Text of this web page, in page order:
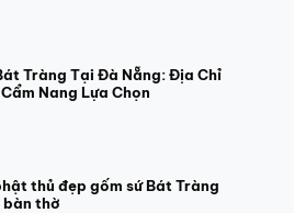
Tràng Tại Đà Nẵng: Địa Chỉ
Nang Lựa Chọn
thủ đẹp gốm sứ Bát Tràng
thờ